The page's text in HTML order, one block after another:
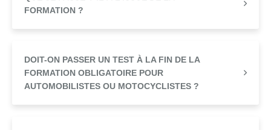
FORMATION ?
DOIT-ON PASSER UN TEST À LA FIN DE LA
FORMATION OBLIGATOIRE POUR
AUTOMOBILISTES OU MOTOCYCLISTES ?